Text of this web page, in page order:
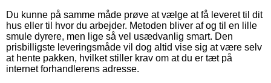
Du kunne på samme måde prøve at vælge at få leveret til dit
hus eller til hvor du arbejder. Metoden bliver af og til en lille
smule dyrere, men lige så vel usædvanlig smart. Den
prisbilligste leveringsmåde vil dog altid vise sig at være selv
at hente pakken, hvilket stiller krav om at du er tæt på
internet forhandlerens adresse.